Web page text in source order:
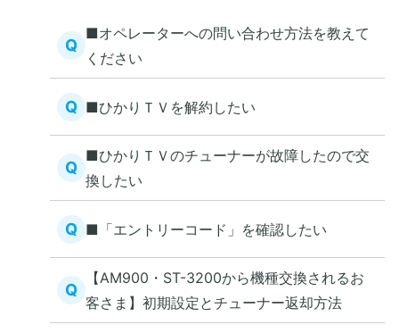
Q
■オペレーターへの問い合わせ方法を教えて
ください
Q ■ひかりＴＶを解約したい
Q
■ひかりＴＶのチューナーが故障したので交
換したい
Q ■「エントリーコード」を確認したい
Q
【AM900・ST-3200から機種交換されるお
客さま】初期設定とチューナー返却方法